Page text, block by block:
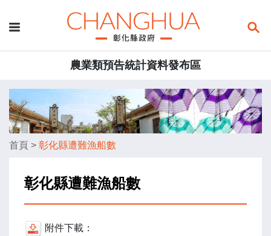
農業類預告統計資料發布區
首頁 > 彰化縣遭難漁船數
彰化縣遭難漁船數
附件下載：